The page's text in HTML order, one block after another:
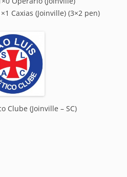
Caxias (Joinville) (3×2 pen)
Clube (Joinville – SC)